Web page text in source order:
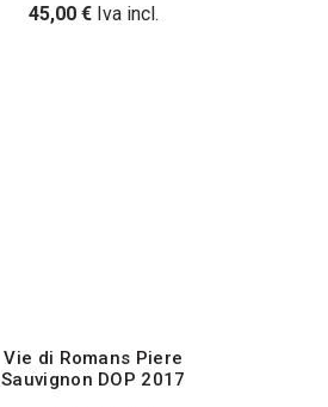
45,00 € Iva incl.
Vie di Romans Piere
Sauvignon DOP 2017